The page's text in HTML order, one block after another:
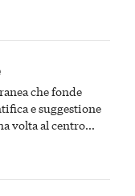
che fonde
e suggestione
volta al centro
passato astigiano